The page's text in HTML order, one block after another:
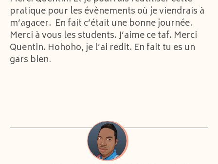
pratique pour les évènements où je viendrais à
m’agacer. En fait c’était une bonne journée.
Merci à vous les students. J’aime ce taf. Merci
Quentin. Hohoho, je l’ai redit. En fait tu es un
gars bien.